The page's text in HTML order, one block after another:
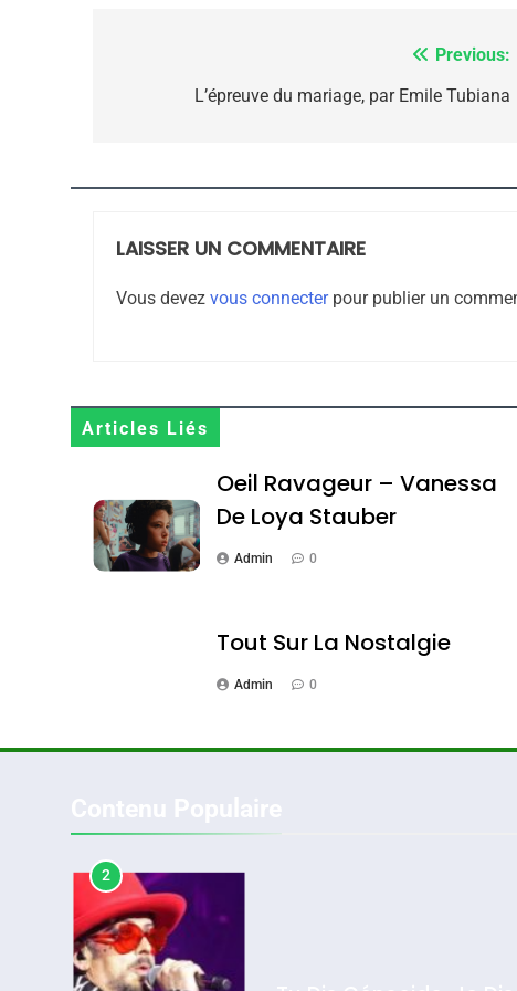
Previous:
L’épreuve du mariage, par Emile Tubiana
LAISSER UN COMMENTAIRE
Vous devez vous connecterpour publier un
Articles Liés
Oeil Ravageur – Vanessa
De Loya Stauber
Admin 0
Tout Sur La Nostalgie
Admin 0
CE QUI NOUS MANQUE
Maroc : Les Amandes
Terroir
Oeil Ravageur –
2